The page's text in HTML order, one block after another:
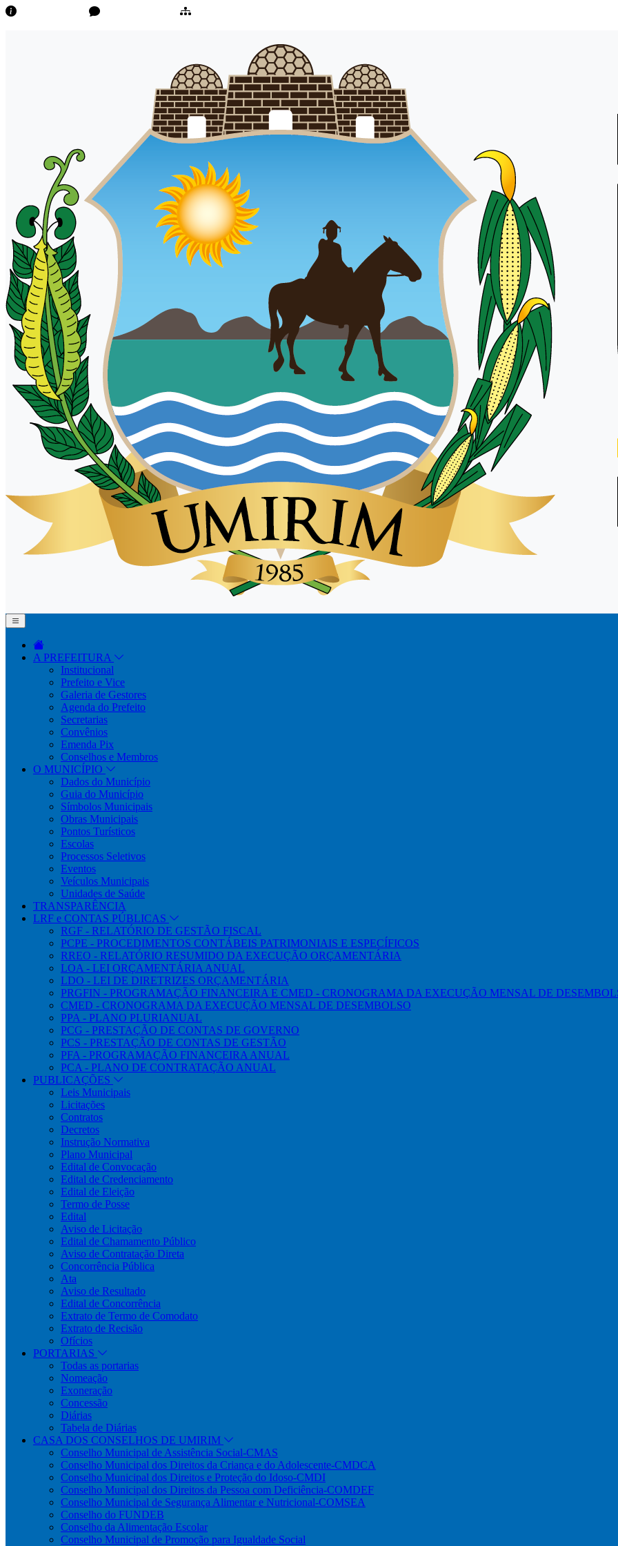
A PREFEITURA
Institucional
Prefeito e Vice
Galeria de Gestores
Agenda do Prefeito
Secretarias
Convênios
Emenda Pix
Conselhos e Membros
O MUNICÍPIO
Dados do Município
Guia do Município
Símbolos Municipais
Obras Municipais
Pontos Turísticos
Escolas
Processos Seletivos
Eventos
Veículos Municipais
Unidades de Saúde
TRANSPARÊNCIA
LRF e CONTAS PÚBLICAS
RGF - RELATÓRIO DE GESTÃO FISCAL
PCPE - PROCEDIMENTOS CONTÁBEIS PATRIMONIAIS E ESPECÍFICOS
RREO - RELATÓRIO RESUMIDO DA EXECUÇÃO ORÇAMENTÁRIA
LOA - LEI ORÇAMENTÁRIA ANUAL
LDO - LEI DE DIRETRIZES ORÇAMENTÁRIA
PRGFIN - PROGRAMAÇÃO FINANCEIRA E CMED - CRONOGRAMA DA EXECUÇÃO MENSAL DE
CMED - CRONOGRAMA DA EXECUÇÃO MENSAL DE DESEMBOLSO
PPA - PLANO PLURIANUAL
PCG - PRESTAÇÃO DE CONTAS DE GOVERNO
PCS - PRESTAÇÃO DE CONTAS DE GESTÃO
PFA - PROGRAMAÇÃO FINANCEIRA ANUAL
PCA - PLANO DE CONTRATAÇÃO ANUAL
PUBLICAÇÕES
Leis Municipais
Licitações
Contratos
Decretos
Instrução Normativa
Plano Municipal
Edital de Convocação
Edital de Credenciamento
Edital de Eleição
Termo de Posse
Edital
Aviso de Licitação
Edital de Chamamento Público
Aviso de Contratação Direta
Concorrência Pública
Ata
Aviso de Resultado
Edital de Concorrência
Extrato de Termo de Comodato
Extrato de Recisão
Ofícios
PORTARIAS
Todas as portarias
Nomeação
Exoneração
Concessão
Diárias
Tabela de Diárias
CASA DOS CONSELHOS DE UMIRIM
Conselho Municipal de Assistência Social-CMAS
Conselho Municipal dos Direitos da Criança e do Adolescente-CMDCA
Conselho Municipal dos Direitos e Proteção do Idoso-CMDI
Conselho Municipal dos Direitos da Pessoa com Deficiência-COMDEF
Conselho Municipal de Segurança Alimentar e Nutricional-COMSEA
Conselho do FUNDEB
Conselho da Alimentação Escolar
Conselho Municipal de Promoção para Igualdade Social